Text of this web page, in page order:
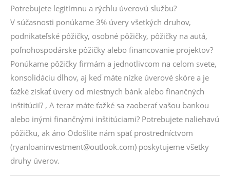
Potrebujete legitímnu a rýchlu úverovú službu?
V súčasnosti ponúkame 3% úvery všetkých druhov,
podnikateľské pôžičky, osobné pôžičky, pôžičky na autá,
poľnohospodárske pôžičky alebo financovanie projektov?
Ponúkame pôžičky firmám a jednotlivcom na celom svete,
konsolidáciu dlhov, aj keď máte nízke úverové skóre a je
ťažké získať úvery od miestnych bánk alebo finančných
inštitúcií? , A teraz máte ťažké sa zaoberať vašou bankou
alebo inými finančnými inštitúciami? Potrebujete naliehavú
pôžičku, ak áno Odošlite nám späť prostredníctvom
(ryanloaninvestment@outlook.com) poskytujeme všetky
druhy úverov.